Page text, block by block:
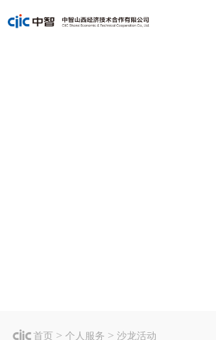
首页 > 个人服务 > 沙龙活动